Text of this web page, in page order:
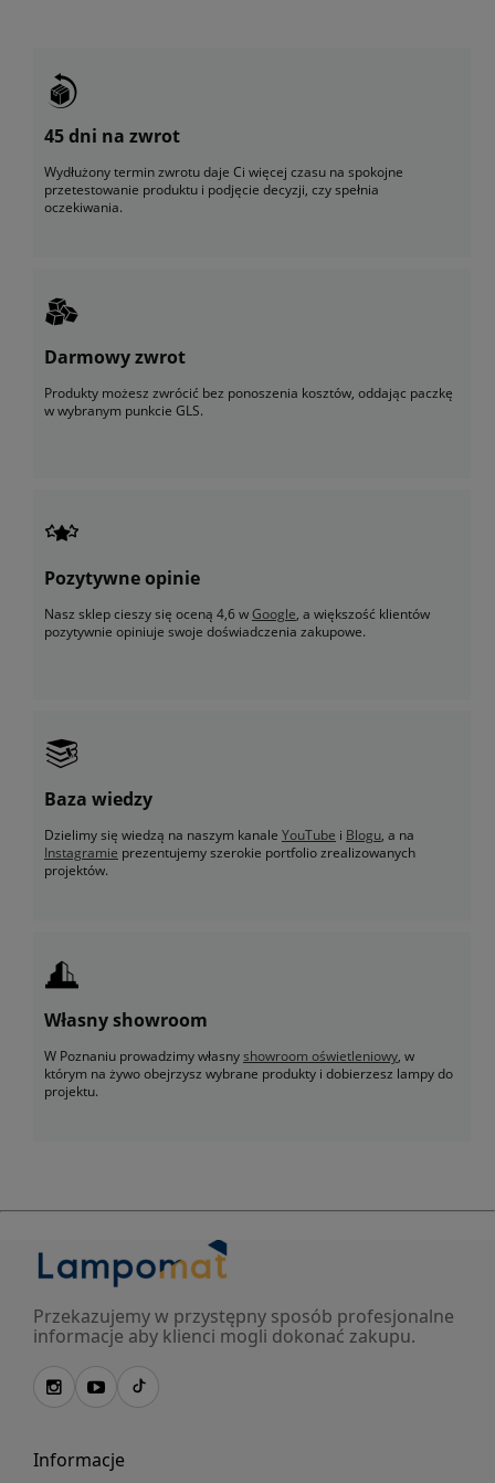
45 dni na zwrot
Wydłużony termin zwrotu daje Ci więcej czasu na spokojne
przetestowanie produktu i podjęcie decyzji, czy spełnia
oczekiwania.
Darmowy zwrot
Produkty możesz zwrócić bez ponoszenia kosztów, oddając paczkę
w wybranym punkcie GLS.
Pozytywne opinie
Nasz sklep cieszy się oceną 4,6 wGoogle, a większość klientów
pozytywnie opiniuje swoje doświadczenia zakupowe.
Baza wiedzy
Dzielimy się wiedzą na naszym kanale YouTube i Blogu, a na
Instagramie prezentujemy szerokie portfolio zrealizowanych
projektów.
Własny showroom
W Poznaniu prowadzimy własnyshowroom oświetleniowy, w
którym na żywo obejrzysz wybrane produkty i dobierzesz lampy do
projektu.
Przekazujemy w przystępny sposób profesjonalne
informacje aby klienci mogli dokonać zakupu.
Informacje